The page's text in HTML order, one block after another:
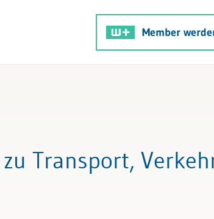
Member
Transport,